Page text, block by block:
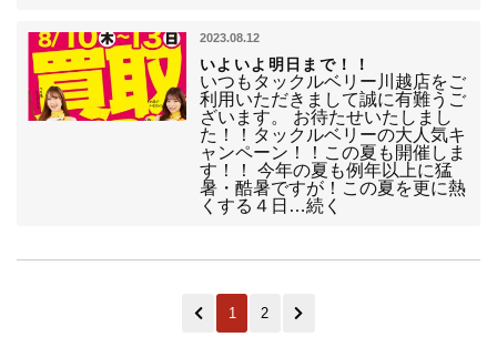
2023.08.12
いよいよ明日まで！！
いつもタックルベリー川越店をご
利用いただきまして誠に有難うご
ざいます。 お待たせいたしまし
た！！タックルベリーの大人気キ
ャンペーン！！この夏も開催しま
す！！ 今年の夏も例年以上に猛
暑・酷暑ですが！この夏を更に熱
くする４日…続く
1 2